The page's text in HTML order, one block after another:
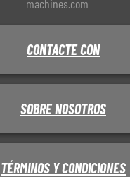
machines.com
CONTACTE CON
SOBRE NOSOTROS
TÉRMINOS Y CONDICIONES